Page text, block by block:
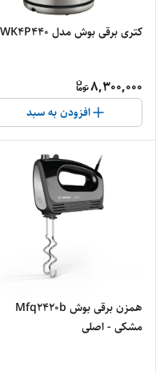
کتری برقی بوش مدل TWK4P440
8,300,000
افزودن به سبد
همزن برقی بوش Mfq2420b
مشکی - اصلی